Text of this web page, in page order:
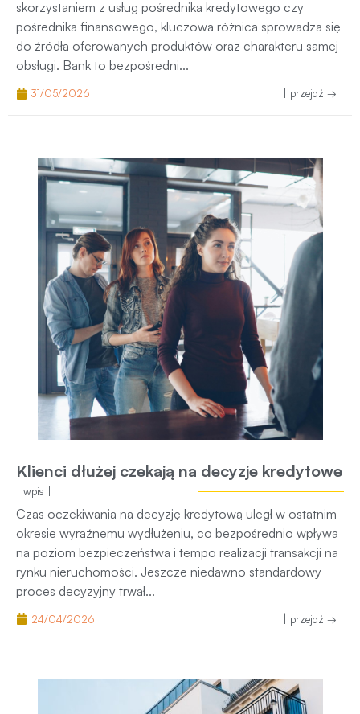
skorzystaniem z usług pośrednika kredytowego czy
pośrednika finansowego, kluczowa różnica sprowadza się
do źródła oferowanych produktów oraz charakteru samej
obsługi. Bank to bezpośredni...
31/05/2026 | przejdź → |
Klienci dłużej czekają na decyzje kredytowe
| wpis |
Czas oczekiwania na decyzję kredytową uległ w ostatnim
okresie wyraźnemu wydłużeniu, co bezpośrednio wpływa
na poziom bezpieczeństwa i tempo realizacji transakcji na
rynku nieruchomości. Jeszcze niedawno standardowy
proces decyzyjny trwał...
24/04/2026 | przejdź → |